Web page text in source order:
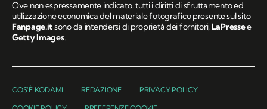
Ove non espressamente indicato, tutti i diritti di sfruttamento ed
utilizzazione economica del materiale fotografico presente sul sito
Fanpage.itsono da intendersi di proprietà dei fornitori,LaPressee
Getty Images.
COS'È KODAMI REDAZIONE PRIVACY POLICY